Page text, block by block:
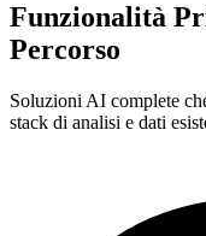
Funzionalità
Percorso
Soluzioni AI complete
stack di analisi e dati